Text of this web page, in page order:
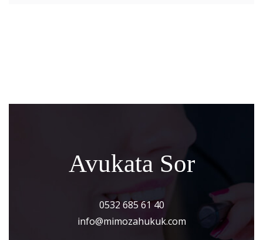
Avukata Sor
0532 685 61 40
info@mimozahukuk.com